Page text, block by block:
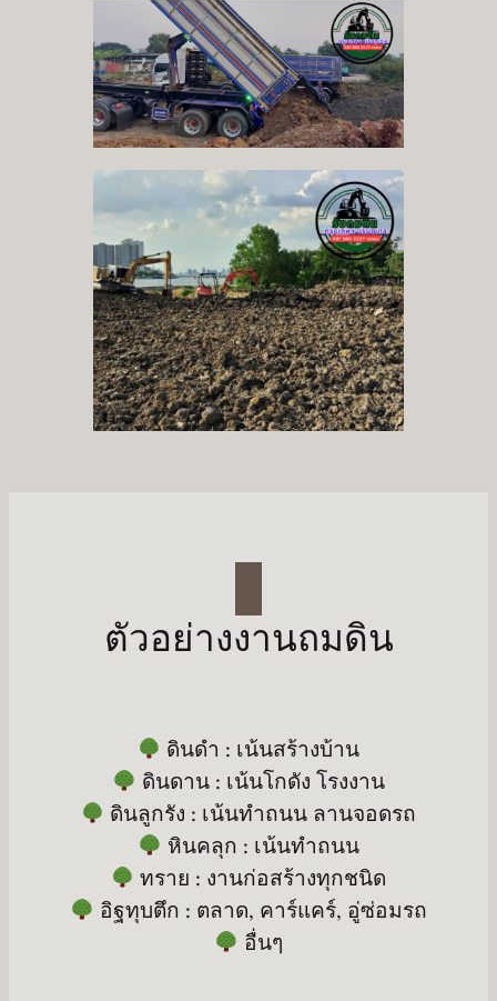
ตัวอย่างงานถมดิน
ดินดำ : เน้นสร้างบ้าน
ดินดาน : เน้นโกดัง โรงงาน
ดินลูกรัง : เน้นทำถนน ลานจอดรถ
หินคลุก : เน้นทำถนน
ทราย : งานก่อสร้างทุกชนิด
อิฐทุบตึก : ตลาด, คาร์แคร์, อู่ซ่อมรถ
อื่นๆ